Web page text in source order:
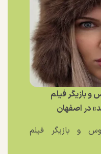
و بازیگر فیلم
در اصفهان
روس و بازیگر فیلم